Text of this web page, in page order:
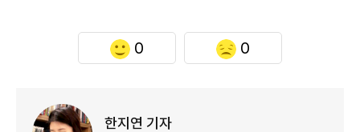
0 0
한지연 기자